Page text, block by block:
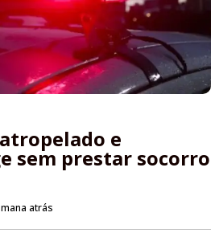
e
sem prestar socorro
atrás